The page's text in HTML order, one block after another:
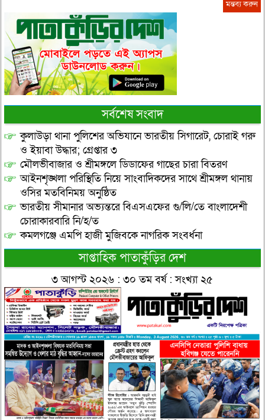
সর্বশেষ সংবাদ
কুলাউড়া থানা পুলিশের অভিযানে ভারতীয় সিগারেট, চোরাই গরু
ও ইয়াবা উদ্ধার; গ্রেপ্তার ৩
মৌলভীবাজার ও শ্রীমঙ্গলে ডিডাফের গাছের চারা বিতরণ
আইনশৃঙ্খলা পরিস্থিতি নিয়ে সাংবাদিকদের সাথে শ্রীমঙ্গল থানায়
ওসির মতবিনিময় অনুষ্ঠিত
ভারতীয় সীমানার অভ্যন্তরে বিএসএফের গু/লি/তে বাংলাদেশী
চোরাকারবারি নি/হ/ত
কমলগঞ্জে এমপি হাজী মুজিবকে নাগরিক সংবর্ধনা
সাপ্তাহিক পাতাকুঁড়ির দেশ
৩ আগস্ট ২০২৬ : ৩০ তম বর্ষ : সংখ্যা ২৫